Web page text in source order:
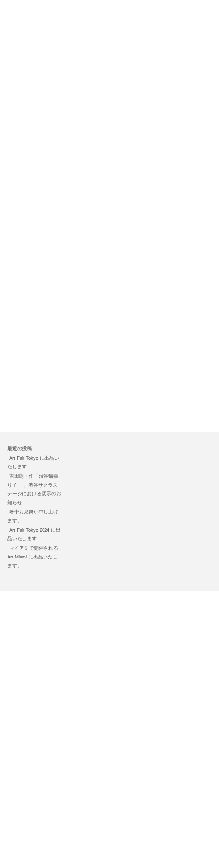
最近の投稿
Art Fair Tokyo に出品い
たします
吉田朗・作「渋谷猫張
り子」 、渋谷サクラス
テージにおける展示のお
知らせ
暑中お見舞い申し上げ
ます。
Art Fair Tokyo 2024 に出
品いたします
マイアミで開催される
Art Miami に出品いたし
ます。